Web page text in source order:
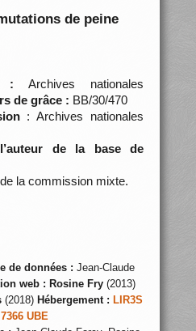
de peine
: Archives nationales
de grâce : BB/30/470
: Archives nationales
de la base de
la commission mixte.
de données : Jean-Claude
web : Rosine Fry(2013)
(2018) Hébergement : LIR3S
UBE